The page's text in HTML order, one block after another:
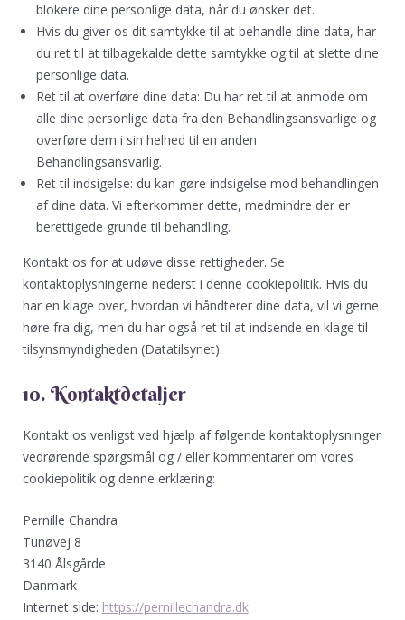
blokere dine personlige data, når du ønsker det.
Hvis du giver os dit samtykke til at behandle dine data, har
du ret til at tilbagekalde dette samtykke og til at slette dine
personlige data.
Ret til at overføre dine data: Du har ret til at anmode om
alle dine personlige data fra den Behandlingsansvarlige og
overføre dem i sin helhed til en anden
Behandlingsansvarlig.
Ret til indsigelse: du kan gøre indsigelse mod behandlingen
af ​​dine data. Vi efterkommer dette, medmindre der er
berettigede grunde til behandling.
Kontakt os for at udøve disse rettigheder. Se
kontaktoplysningerne nederst i denne cookiepolitik. Hvis du
har en klage over, hvordan vi håndterer dine data, vil vi gerne
høre fra dig, men du har også ret til at indsende en klage til
tilsynsmyndigheden (Datatilsynet).
10. Kontaktdetaljer
Kontakt os venligst ved hjælp af følgende kontaktoplysninger
vedrørende spørgsmål og / eller kommentarer om vores
cookiepolitik og denne erklæring:
Pernille Chandra
Tunøvej 8
3140 Ålsgårde
Danmark
Internet side: https://pernillechandra.dk